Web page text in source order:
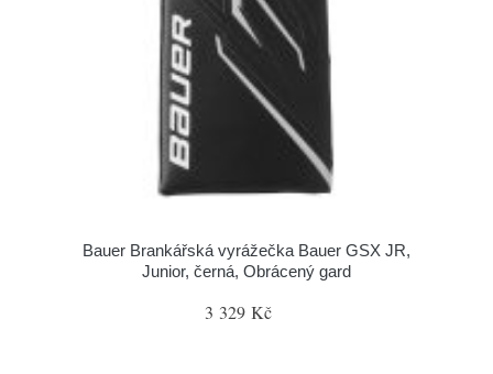
Bauer Brankářská vyrážečka Bauer GSX JR,
Junior, černá, Obrácený gard
3 329 Kč